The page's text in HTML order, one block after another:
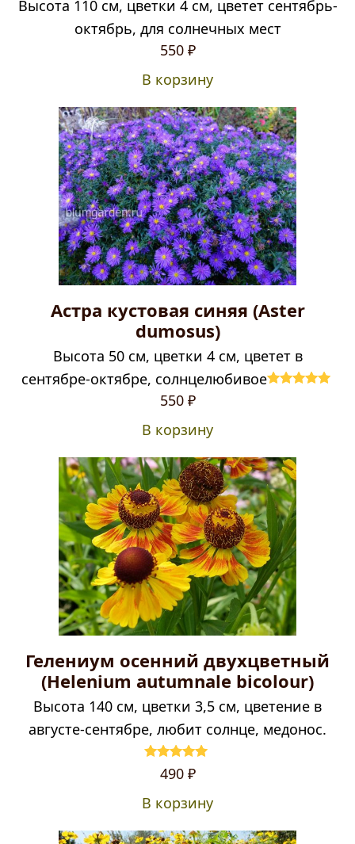
Высота 110 см, цветки 4 см, цветет сентябрь-
октябрь, для солнечных мест
550 ₽
В корзину
Астра кустовая синяя (Aster
dumosus)
Высота 50 см, цветки 4 см, цветет в
сентябре-октябре, солнцелюбивое
550 ₽
В корзину
Гелениум осенний двухцветный
(Helenium autumnale bicolour)
Высота 140 см, цветки 3,5 см, цветение в
августе-сентябре, любит солнце, медонос.
Оценка 5.00
из 5
490 ₽
В корзину